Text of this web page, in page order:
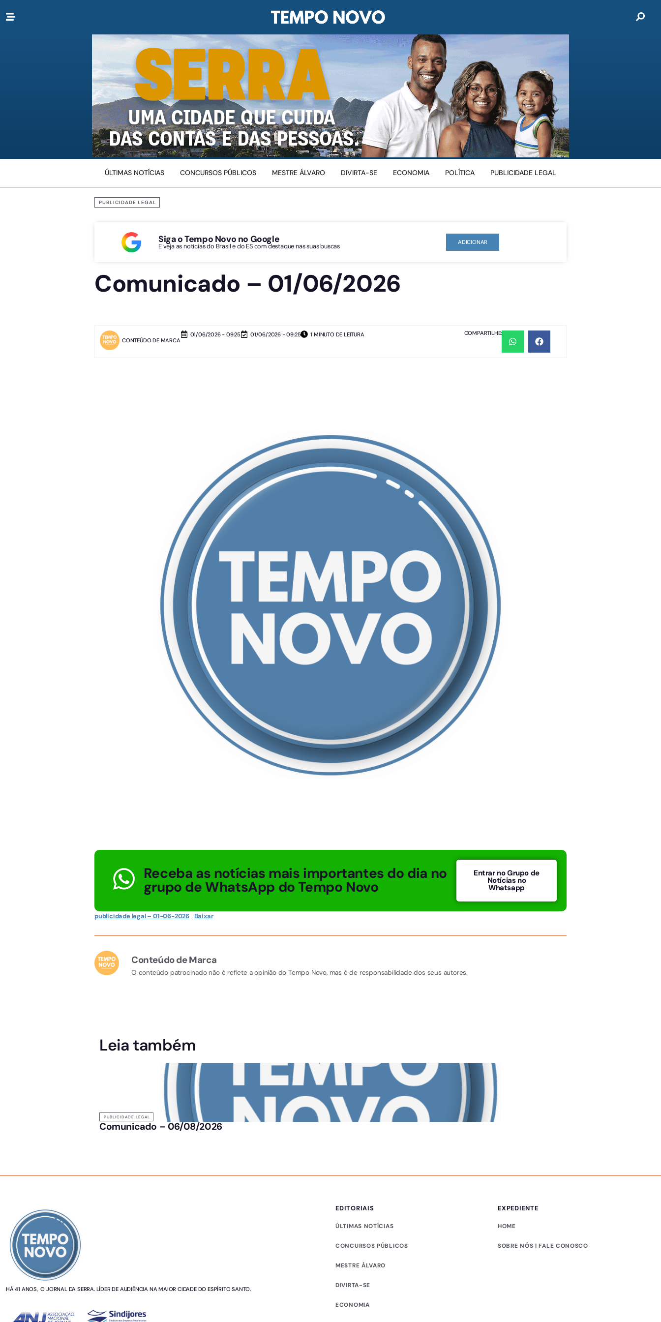
ÚLTIMAS NOTÍCIAS CONCURSOS PÚBLICOS MESTRE ÁLVARO DIVIRTA-SE ECONOMIA POLÍTICA PUBLICIDADE LEGAL
PUBLICIDADE LEGAL
Siga o Tempo Novo no Google
E veja as notícias do Brasil e do ES com destaque nas suas buscas ADICIONAR
Comunicado – 01/06/2026
CONTEÚDO DE MARCA
01/06/2026 - 09:25 01/06/2026 - 09:25 1 MINUTO DE LEITURA COMPARTILHE:
Receba as notícias mais importantes do dia no
grupo de WhatsApp do Tempo Novo
Entrar no Grupo de
Notícias no
Whatsapp
publicidade legal – 01-06-2026 Baixar
Conteúdo de Marca
O conteúdo patrocinado não é reflete a opinião do Tempo Novo, mas é de responsabilidade dos seus autores.
Leia também
PUBLICIDADE LEGAL
Comunicado – 06/08/2026
HÁ 41 ANOS, O JORNAL DA SERRA. LÍDER DE AUDIÊNCIA NA MAIOR CIDADE DO ESPÍRITO SANTO.
EDITORIAIS
ÚLTIMAS NOTÍCIAS
CONCURSOS PÚBLICOS
MESTRE ÁLVARO
DIVIRTA-SE
ECONOMIA
EXPEDIENTE
HOME
SOBRE NÓS | FALE CONOSCO